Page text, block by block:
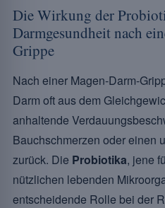
Die Wirkung der
Darmgesundheit nach
Grippe
Nach einer Magen-Darm-
Darm oft aus dem
anhaltende
Bauchschmerzen oder einen
zurück. Die Probiotika, jene
nützlichen lebenden
entscheidende Rolle bei der